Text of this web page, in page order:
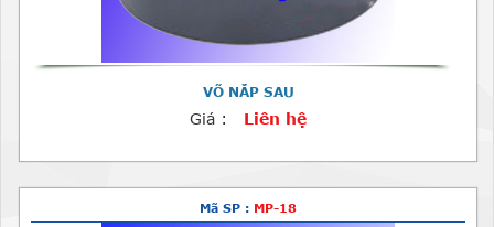
VÕ NẮP SAU
Giá : Liên hệ
Mã SP : MP-18